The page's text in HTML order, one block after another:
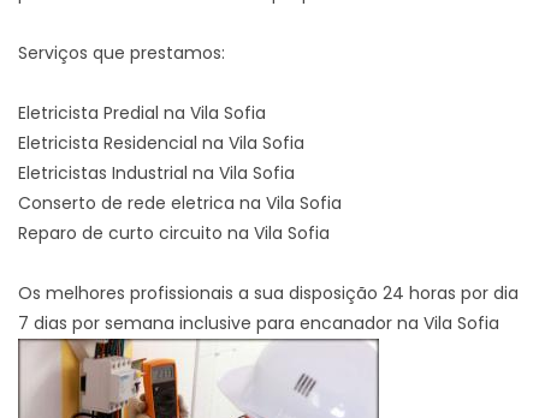
Serviços que prestamos:
Eletricista Predial na Vila Sofia
Eletricista Residencial na Vila Sofia
Eletricistas Industrial na Vila Sofia
Conserto de rede eletrica na Vila Sofia
Reparo de curto circuito na Vila Sofia
Os melhores profissionais a sua disposição 24 horas por dia
7 dias por semana inclusive para encanador na Vila Sofia